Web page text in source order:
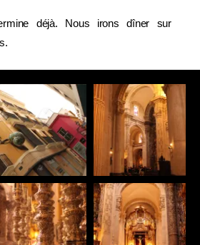
déjà. Nous irons dîner sur